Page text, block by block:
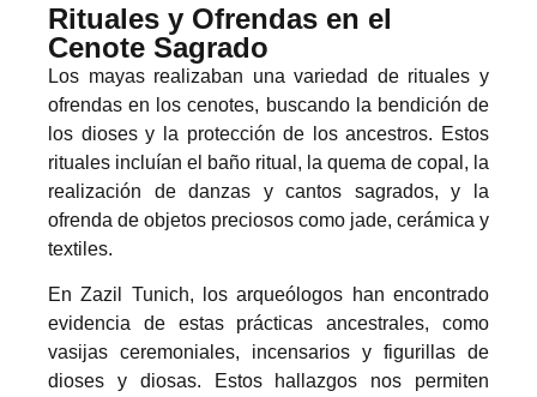
Rituales y Ofrendas en el
Cenote Sagrado
Los mayas realizaban una variedad de rituales y
ofrendas en los cenotes, buscando la bendición de
los dioses y la protección de los ancestros. Estos
rituales incluían el baño ritual, la quema de copal, la
realización de danzas y cantos sagrados, y la
ofrenda de objetos preciosos como jade, cerámica y
textiles.
En Zazil Tunich, los arqueólogos han encontrado
evidencia de estas prácticas ancestrales, como
vasijas ceremoniales, incensarios y figurillas de
dioses y diosas. Estos hallazgos nos permiten